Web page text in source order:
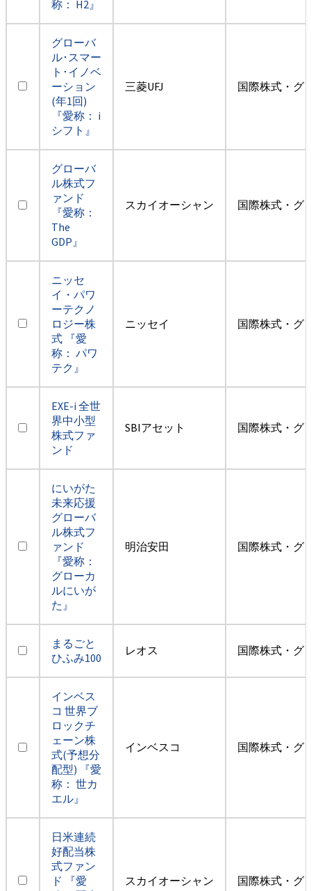
称： H2』
グローバ
ル･スマー
ト･イノベ
ーション
(年1回)
『愛称： i
シフト』
三菱UFJ 国際株式・グ
グローバ
ル株式フ
ァンド
『愛称：
The
GDP』
スカイオーシャン 国際株式・グ
ニッセ
イ・パワ
ーテクノ
ロジー株
式 『愛
称： パワ
テク』
ニッセイ 国際株式・グ
EXE-i 全世
界中小型
株式ファ
ンド
SBIアセット 国際株式・グ
にいがた
未来応援
グローバ
ル株式フ
ァンド
『愛称：
グローカ
ルにいが
た』
明治安田 国際株式・グ
まるごと
ひふみ100
レオス 国際株式・グ
インベス
コ 世界ブ
ロックチ
ェーン株
式(予想分
配型) 『愛
称： 世カ
エル』
インベスコ 国際株式・グ
日米連続
好配当株
式ファン
ド 『愛
スカイオーシャン 国際株式・グ